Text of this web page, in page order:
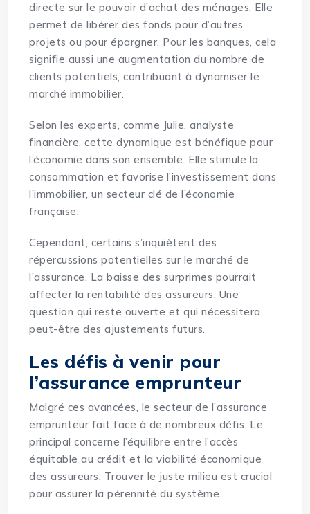
directe sur le pouvoir d’achat des ménages. Elle
permet de libérer des fonds pour d’autres
projets ou pour épargner. Pour les banques, cela
signifie aussi une augmentation du nombre de
clients potentiels, contribuant à dynamiser le
marché immobilier.
Selon les experts, comme Julie, analyste
financière, cette dynamique est bénéfique pour
l’économie dans son ensemble. Elle stimule la
consommation et favorise l’investissement dans
l’immobilier, un secteur clé de l’économie
française.
Cependant, certains s’inquiètent des
répercussions potentielles sur le marché de
l’assurance. La baisse des surprimes pourrait
affecter la rentabilité des assureurs. Une
question qui reste ouverte et qui nécessitera
peut-être des ajustements futurs.
Les défis à venir pour
l’assurance emprunteur
Malgré ces avancées, le secteur de l’assurance
emprunteur fait face à de nombreux défis. Le
principal concerne l’équilibre entre l’accès
équitable au crédit et la viabilité économique
des assureurs. Trouver le juste milieu est crucial
pour assurer la pérennité du système.